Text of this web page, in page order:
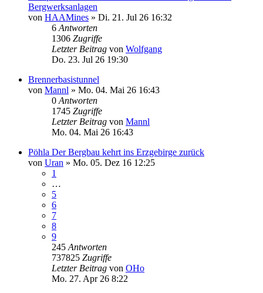
Bergwerksanlagen
von HAAMines » Di. 21. Jul 26 16:32
6 Antworten
1306 Zugriffe
Letzter Beitrag von Wolfgang
Do. 23. Jul 26 19:30
Brennerbasistunnel
von Mannl » Mo. 04. Mai 26 16:43
0 Antworten
1745 Zugriffe
Letzter Beitrag von Mannl
Mo. 04. Mai 26 16:43
Pöhla Der Bergbau kehrt ins Erzgebirge zurück
von Uran » Mo. 05. Dez 16 12:25
1
…
5
6
7
8
9
245 Antworten
737825 Zugriffe
Letzter Beitrag von OHo
Mo. 27. Apr 26 8:22